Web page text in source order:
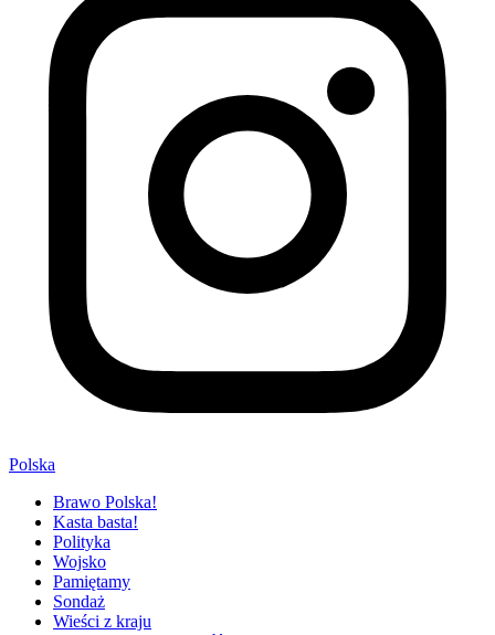
Polska
Brawo Polska!
Kasta basta!
Polityka
Wojsko
Pamiętamy
Sondaż
Wieści z kraju